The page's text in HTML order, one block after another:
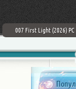
007 First Light (2026) PC